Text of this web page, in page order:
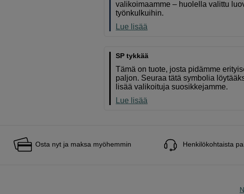
valikoimaamme – huolella valittu
työnkulkuihin.
Lue lisää
SP tykkää
Tämä on tuote, josta pidämme
paljon. Seuraa tätä symbolia
lisää valikoituja suosikkejamme.
Lue lisää
Osta nyt ja maksa myöhemmin Henkilökohtaista